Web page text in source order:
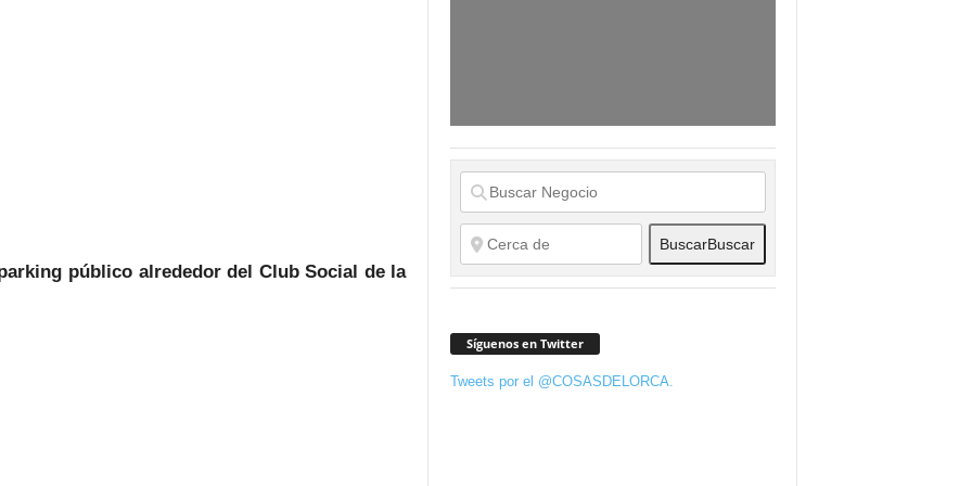
público alrededor del Club Social de la
BuscarBuscar
Síguenos en Twitter
Tweets por el @COSASDELORCA.